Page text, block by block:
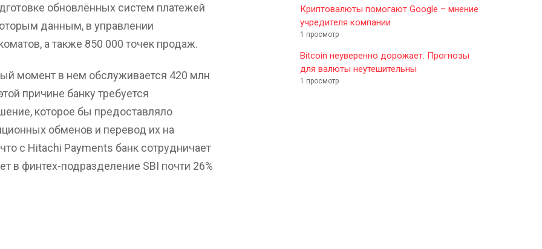
обновлённых систем платежей
данным, в управлении
а также 850 000 точек продаж.
момент в нем обслуживается 420 млн
причине банку требуется
которое бы предоставляло
обменов и перевод их на
с Hitachi Payments банк сотрудничает
в финтех-подразделение SBI почти 26%
Криптовалюты помогают Google – мнение
учредителя компании
1 просмотр
Bitcoin неуверенно дорожает. Прогнозы
для валюты неутешительны
1 просмотр